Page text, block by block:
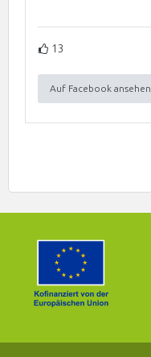
13
Auf Facebook ansehen